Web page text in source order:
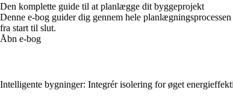
Den komplette guide til at planlægge dit byggeprojekt
Denne e-bog guider dig gennem hele
fra start til slut.
Åbn e-bog
Intelligente bygninger: Integrér isolering for øget